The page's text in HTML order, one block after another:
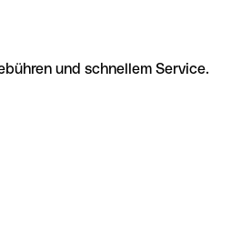
und schnellem Service.